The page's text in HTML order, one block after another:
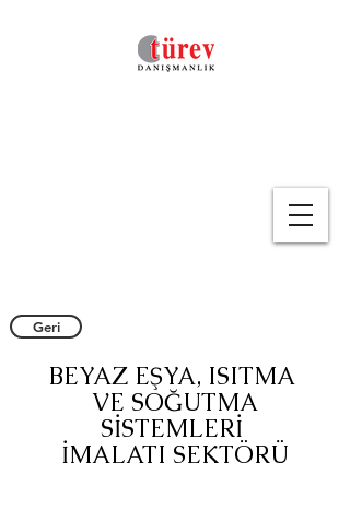
Geri
BEYAZ EŞYA, ISITMA
VE SOĞUTMA
SİSTEMLERİ
İMALATI SEKTÖRÜ